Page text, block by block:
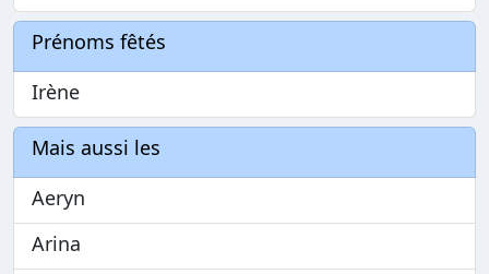
Prénoms fêtés
Irène
Mais aussi les
Aeryn
Arina